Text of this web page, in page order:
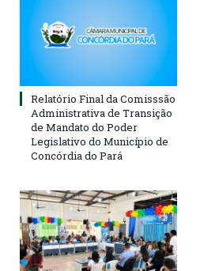
Relatório Final da Comisssão
Administrativa de Transição
de Mandato do Poder
Legislativo do Município de
Concórdia do Pará